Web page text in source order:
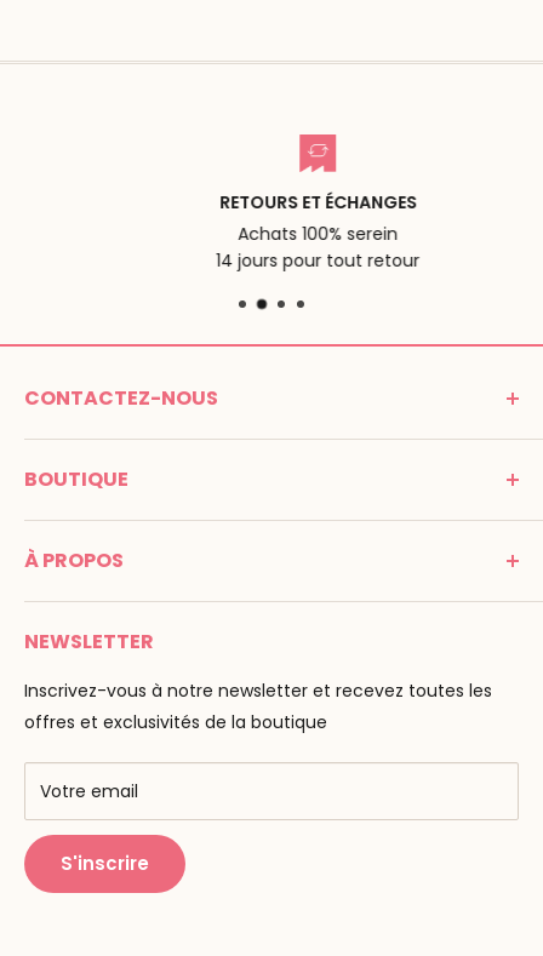
RETOURS ET ÉCHANGES
Achats 100% serein
14 jours pour tout retour
CONTACTEZ-NOUS
MONTESSORI SPIRIT
Promenade Jean Dalba
Tél : 05 53 61 21 26
Email :info@montessori-spirit.com
BOUTIQUE
C G V
Mentions légales
Paiement
Livraison
F.A.Q
À PROPOS
Montessori Spirit
Maria Montessori
La pédagogie
Nos marques
Centres de formation
Public Montessori
NEWSLETTER
Inscrivez-vous à notre newsletter et recevez toutes les
offres et exclusivités de la boutique
Votre email
S'inscrire